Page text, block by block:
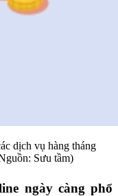
dịch vụ hàng tháng
Sưu tầm)
ngày càng phổ